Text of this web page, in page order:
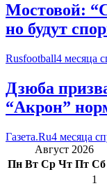
Мостовой:
но будут
Rusfootball4 месяца
Дзюба
“Акрон”
Газета.Ru4 месяца
Август 2026
Пн Вт Ср Чт Пт Сб
1